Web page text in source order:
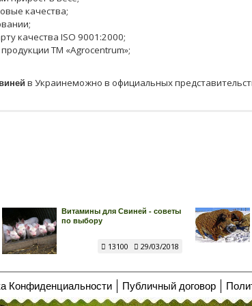
качества;
качества ISO 9001:2000;
ТМ «Agrocentrum»;
в Украинеможно в официальных
Витамины для Свиней - советы
по выбору
13100 29/03/2018
Конфиденциальности Публичный договор